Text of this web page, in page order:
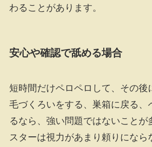
わることがあります。
安心や確認で舐める場合
短時間だけペロペロして、その後
毛づくろいをする、巣箱に戻る、
るなら、強い問題ではないことが
スターは視力があまり頼りになら